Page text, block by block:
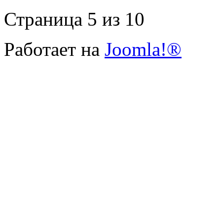
Страница 5 из 10
Работает на Joomla!®